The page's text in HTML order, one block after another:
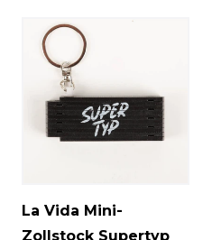
La Vida Mini-
Zollstock Supertyp